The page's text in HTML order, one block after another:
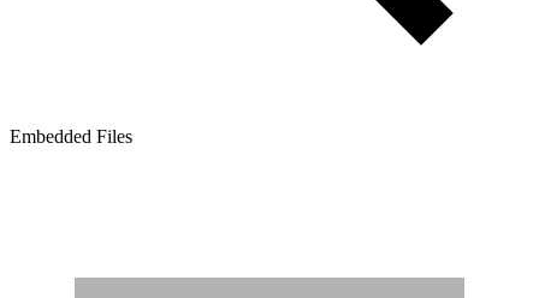
Embedded Files